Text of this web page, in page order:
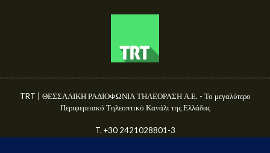
TRT | ΘΕΣΣΑΛΙΚΗ ΡΑΔΙΟΦΩΝΙΑ ΤΗΛΕΟΡΑΣΗ Α.Ε. - Το μεγαλύτερο
Περιφερειακό Τηλεοπτικό Κανάλι της Ελλάδας
T. +30 2421028801-3